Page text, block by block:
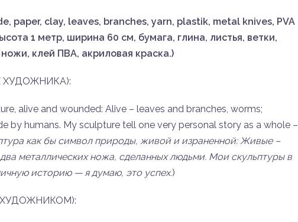
paper, clay, leaves, branches, yarn, plastik, metal knives, PVA
1 метр, ширина 60 см, бумага, глина, листья, ветки,
клей ПВА, акриловая краска.)
ХУДОЖНИКА):
alive and wounded: Alive – leaves and branches, worms;
by humans. My sculpture tell one very personal story as a whole –
как бы символ природы, живой и израненной: Живые –
металлических ножа, сделанных людьми. Мои скульптуры в
историю — я думаю, это успех.)
ХУДОЖНИКОМ):